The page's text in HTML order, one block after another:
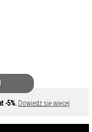
-5%. Dowiedz się więcej